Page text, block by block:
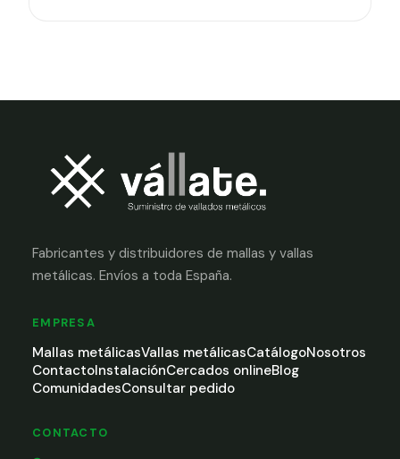
Fabricantes y distribuidores de mallas y vallas
metálicas. Envíos a toda España.
EMPRESA
Mallas metálicasVallas metálicasCatálogoNosotros
ContactoInstalaciónCercados onlineBlog
ComunidadesConsultar pedido
CONTACTO